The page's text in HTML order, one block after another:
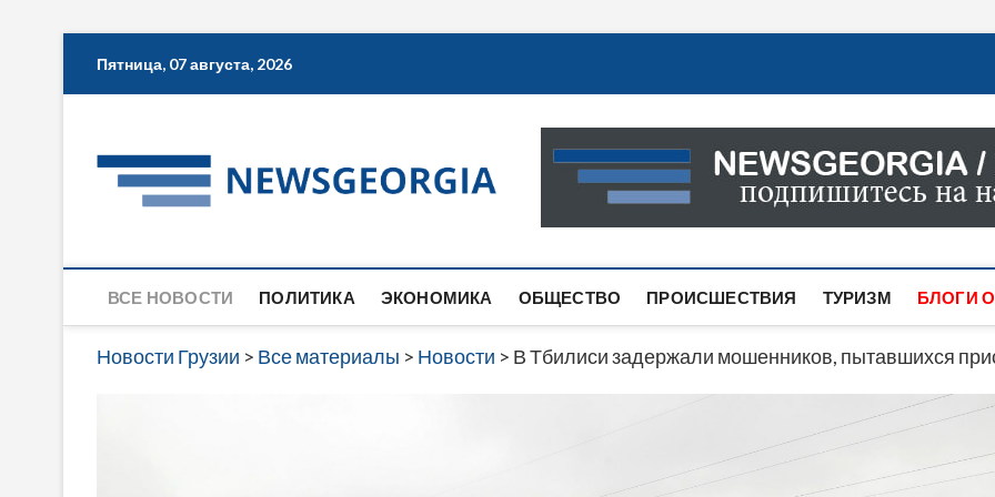
Пятница, 07 августа, 2026
Новости Грузии
САМАЯ АКТУАЛЬНАЯ ИНФОРМАЦИЯ О СОБЫТИЯХ
САЙТЕ ВЫ НАЙДЕТЕ НОВОСТИ ПОЛИТИКИ,
ВСЕ НОВОСТИ ПОЛИТИКА ЭКОНОМИКА ОБЩЕСТВО ПРОИСШЕСТВИЯ ТУРИЗМ БЛОГИ
Новости Грузии > Все материалы > Новости > В Тбилиси задержали мошенников, пытавшихся